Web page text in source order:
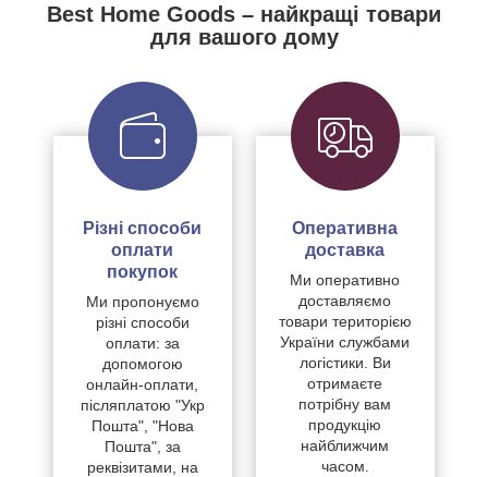
Best Home Goods – найкращі товари
для вашого дому
Різні способи
оплати
покупок
Ми пропонуємо
різні способи
оплати: за
допомогою
онлайн-оплати,
післяплатою "Укр
Пошта", "Нова
Пошта", за
реквізитами, на
Оперативна
доставка
Ми оперативно
доставляємо
товари територією
України службами
логістики. Ви
отримаєте
потрібну вам
продукцію
найближчим
часом.